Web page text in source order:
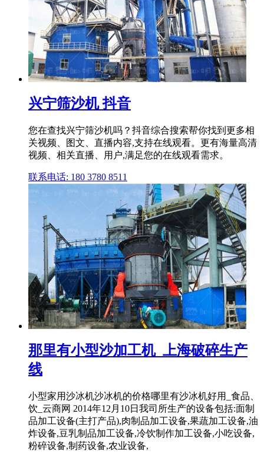
兴宁筛沙机 抖音
您在查找兴宁筛沙机吗？抖音综合搜索帮你找到更多相
关视频、图文、直播内容,支持在线观看。更有海量高清
视频、相关直播、用户,满足您的在线观看需求。
联系电话: 180 3780 8511
那里有小型沙加工机_上海破碎生产
线
小型家用沙冰机沙冰机的价格哪里有沙冰机好用_食品、
饮_云商网 2014年12月10日我司所生产的设备包括:面制
品加工设备(主打产品),肉制品加工设备,果蔬加工设备,油
炸设备,豆乳制品加工设备,冷饮制作加工设备,小吃设备,
粉碎设备,制药设备,农业设备,